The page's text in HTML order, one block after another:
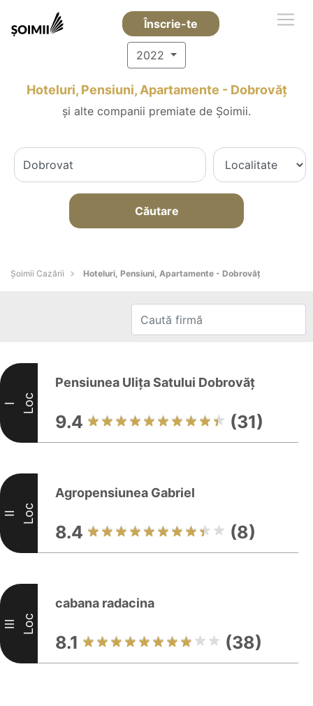
Înscrie-te
2022
Hoteluri, Pensiuni, Apartamente - Dobrovăţ
și alte companii premiate de Șoimii.
Căutare
Șoimii Cazării Hoteluri, Pensiuni, Apartamente - Dobrovăţ
I Loc
Pensiunea Ulița Satului Dobrovăț
9.4 (31)
II Loc
Agropensiunea Gabriel
8.4 (8)
III Loc
cabana radacina
8.1 (38)